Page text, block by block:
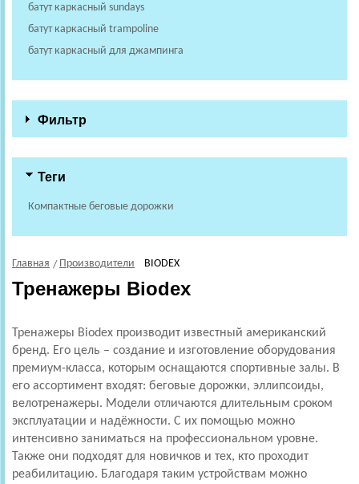
батут каркасный sundays
батут каркасный trampoline
батут каркасный для джампинга
Фильтр
Теги
Компактные беговые дорожки
Главная Производители BIODEX
Тренажеры Biodex
Тренажеры Biodex производит известный американский
бренд. Его цель – создание и изготовление оборудования
премиум-класса, которым оснащаются спортивные залы. В
его ассортимент входят: беговые дорожки, эллипсоиды,
велотренажеры. Модели отличаются длительным сроком
эксплуатации и надёжности. С их помощью можно
интенсивно заниматься на профессиональном уровне.
Также они подходят для новичков и тех, кто проходит
реабилитацию. Благодаря таким устройствам можно